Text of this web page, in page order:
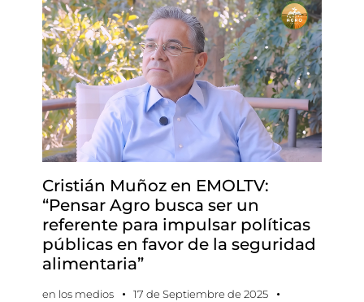
Cristián Muñoz en EMOLTV:
“Pensar Agro busca ser un
referente para impulsar políticas
públicas en favor de la seguridad
alimentaria”
en los medios
17 de Septiembre de 2025